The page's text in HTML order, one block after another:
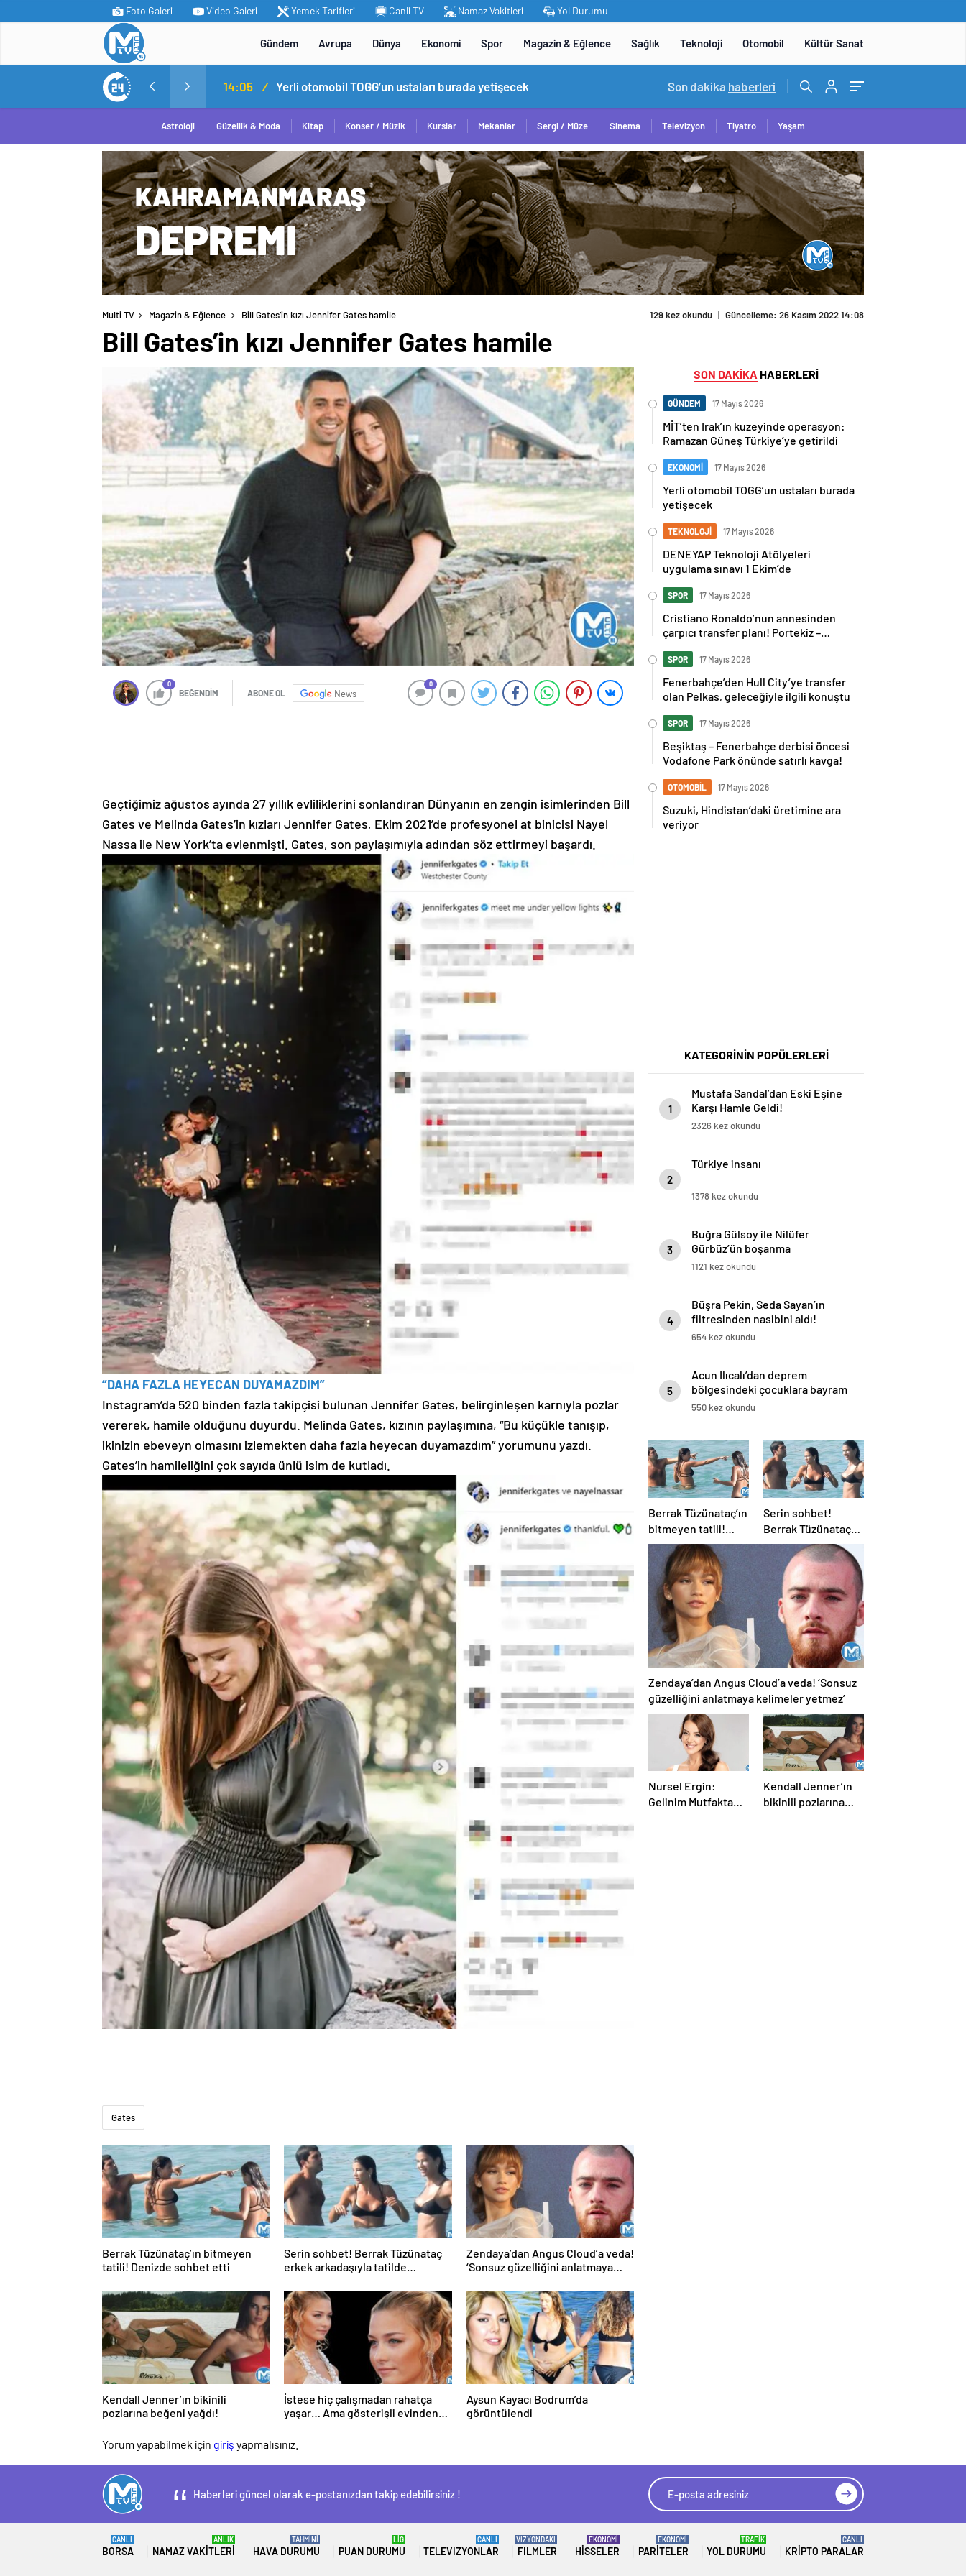
Foto Galeri Video Galeri Yemek Tarifleri Canli TV Namaz Vakitleri Yol Durumu
Gündem Avrupa Dünya Ekonomi Spor Magazin & Eğlence Sağlık Teknoloji Otomobil Kültür Sanat
MİT’ten Irak’ın kuzeyinde operasyon: Ramazan Güneş Türkiye’ye getirildi 14:05 / Yerli otomobil TOGG’un ustaları burada yetişecek 15:06 / DENEYAP Teknoloji Atölyeleri uygulama sınavı 1
Son dakika haberleri
Astroloji Güzellik & Moda Kitap Konser / Müzik Kurslar Mekanlar Sergi / Müze Sinema Televizyon Tiyatro Yaşam
Multi TV Magazin & Eğlence Bill Gates’in kızı Jennifer Gates hamile 129 kez okundu | Güncelleme: 26 Kasım 2022 14:08
Bill Gates’in kızı Jennifer Gates hamile
0
BEĞENDİM ABONE OL News
0
Geçtiğimiz ağustos ayında 27 yıllık evliliklerini sonlandıran Dünyanın en zengin isimlerinden Bill
Gates ve Melinda Gates’in kızları Jennifer Gates, Ekim 2021’de profesyonel at binicisi Nayel
Nassa ile New York’ta evlenmişti. Gates, son paylaşımıyla adından söz ettirmeyi başardı.
“DAHA FAZLA HEYECAN DUYAMAZDIM”
Instagram’da 520 binden fazla takipçisi bulunan Jennifer Gates, belirginleşen karnıyla pozlar
vererek, hamile olduğunu duyurdu. Melinda Gates, kızının paylaşımına, “Bu küçükle tanışıp,
ikinizin ebeveyn olmasını izlemekten daha fazla heyecan duyamazdım” yorumunu yazdı.
Gates’in hamileliğini çok sayıda ünlü isim de kutladı.
Gates
Berrak Tüzünataç’ın bitmeyen
tatili! Denizde sohbet etti
Serin sohbet! Berrak Tüzünataç
erkek arkadaşıyla tatilde…
Zendaya’dan Angus Cloud’a veda!
‘Sonsuz güzelliğini anlatmaya
Kendall Jenner’ın bikinili
pozlarına beğeni yağdı!
İstese hiç çalışmadan rahatça
yaşar… Ama gösterişli evinden
düştü
Aysun Kayacı Bodrum’da
görüntülendi
Yorum yapabilmek için giriş yapmalısınız.
SON DAKİKA HABERLERİ
GÜNDEM 17 Mayıs 2026
MİT’ten Irak’ın kuzeyinde operasyon:
Ramazan Güneş Türkiye’ye getirildi
EKONOMİ 17 Mayıs 2026
Yerli otomobil TOGG’un ustaları burada
yetişecek
TEKNOLOJİ 17 Mayıs 2026
DENEYAP Teknoloji Atölyeleri
uygulama sınavı 1 Ekim’de
SPOR 17 Mayıs 2026
Cristiano Ronaldo’nun annesinden
çarpıcı transfer planı! Portekiz –
kardeşinden sert cevap
SPOR 17 Mayıs 2026
Fenerbahçe’den Hull City’ye transfer
olan Pelkas, geleceğiyle ilgili konuştu
SPOR 17 Mayıs 2026
Beşiktaş – Fenerbahçe derbisi öncesi
Vodafone Park önünde satırlı kavga!
OTOMOBİL 17 Mayıs 2026
Suzuki, Hindistan’daki üretimine ara
veriyor
KATEGORİNİN POPÜLERLERİ
1
Mustafa Sandal’dan Eski Eşine
Karşı Hamle Geldi!
2326 kez okundu
2
Türkiye insanı
1378 kez okundu
3
Buğra Gülsoy ile Nilüfer
Gürbüz’ün boşanma
protokolündeki gizli detay!
1121 kez okundu
4
Büşra Pekin, Seda Sayan’ın
filtresinden nasibini aldı!
654 kez okundu
5
Acun Ilıcalı’dan deprem
bölgesindeki çocuklara bayram
sürprizi
550 kez okundu
Berrak Tüzünataç’ın
bitmeyen tatili!
Denizde sohbet etti
Serin sohbet!
Berrak Tüzünataç
erkek arkadaşıyla
tatilde…
Zendaya’dan Angus Cloud’a veda! ‘Sonsuz
güzelliğini anlatmaya kelimeler yetmez’
Nursel Ergin:
Gelinim Mutfakta
Kendall Jenner’ın
bikinili pozlarına
Haberleri güncel olarak e-postanızdan takip edebilirsiniz !
BORSA
CANLI
NAMAZ VAKITLERI
ANLIK
HAVA DURUMU
TAHMİNİ
PUAN DURUMU
LİG
TELEVIZYONLAR
CANLI
FILMLER
VIZYONDAKI
HISSELER
EKONOMİ
PARITELER
EKONOMİ
YOL DURUMU
TRAFİK
KRIPTO PARALAR
CANLI